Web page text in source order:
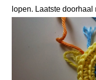
lopen. Laatste